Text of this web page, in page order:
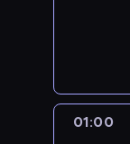
01:00